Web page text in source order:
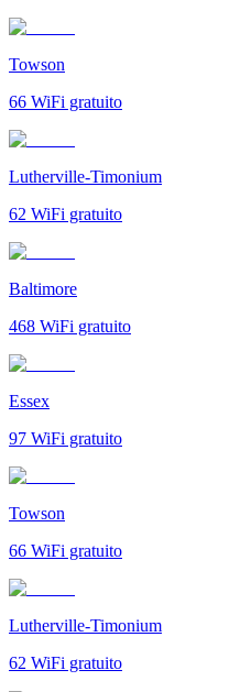
Towson
66 WiFi gratuito
Lutherville-Timonium
62 WiFi gratuito
Baltimore
468 WiFi gratuito
Essex
97 WiFi gratuito
Towson
66 WiFi gratuito
Lutherville-Timonium
62 WiFi gratuito